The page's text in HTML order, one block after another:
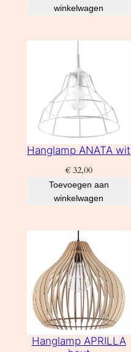
winkelwagen
Hanglamp ANATA wit
€32,00
Toevoegen aan
winkelwagen
Hanglamp APRILLA